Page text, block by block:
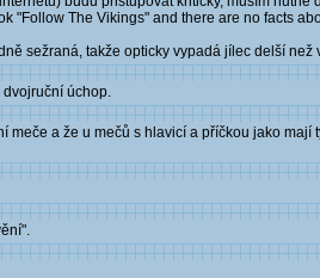
"Follow The Vikings" and there are no facts
sežraná, takže opticky vypadá jílec delší než
dvojruční úchop.
a že u mečů s hlavicí a příčkou jako